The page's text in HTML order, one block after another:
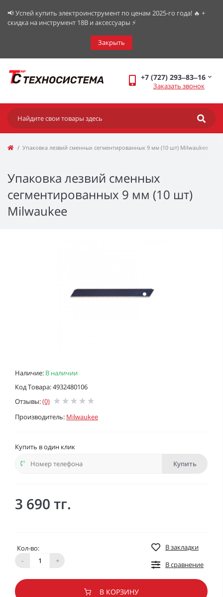
📢 Успей купить электроинструмент по ценам 2025-го года! 🔥 +
скидка на инструмент 18В и аксессуары ⚡️
Закрыть
+7 (727) 293‒83‒16
Заказать звонок
Упаковка лезвий сменных сегментированных 9 мм (10 шт) Milwaukee
Упаковка лезвий сменных
сегментированных 9 мм (10 шт)
Milwaukee
Наличие: В наличии
Код Товара: 4932480106
Отзывы:(0)
Производитель: Milwaukee
Купить в один клик
Купить
3 690 тг.
Кол-во:
-
+
В закладки
В сравнение
В КОРЗИНУ